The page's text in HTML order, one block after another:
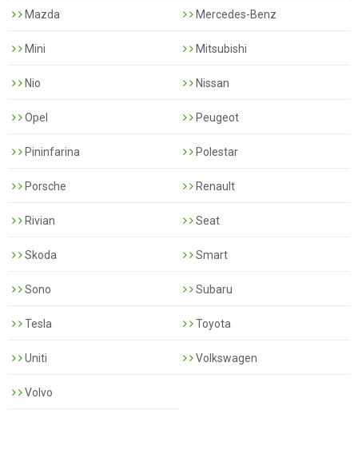
Mazda Mercedes-Benz
Mini Mitsubishi
Nio Nissan
Opel Peugeot
Pininfarina Polestar
Porsche Renault
Rivian Seat
Skoda Smart
Sono Subaru
Tesla Toyota
Uniti Volkswagen
Volvo